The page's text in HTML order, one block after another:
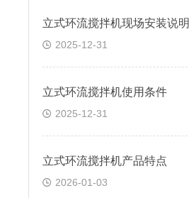
立式环流搅拌机现场安装说明
2025-12-31
立式环流搅拌机使用条件
2025-12-31
立式环流搅拌机产品特点
2026-01-03